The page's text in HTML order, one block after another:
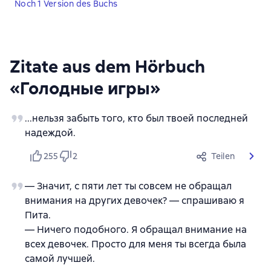
Zitate aus dem Hörbuch
«Голодные игры»
...нельзя забыть того, кто был твоей последней
надеждой.
255 2 Teilen
— Значит, с пяти лет ты совсем не обращал
внимания на других девочек? — спрашиваю я
Пита.
— Ничего подобного. Я обращал внимание на
всех девочек. Просто для меня ты всегда была
самой лучшей.
Noch 1 Version des Buchs